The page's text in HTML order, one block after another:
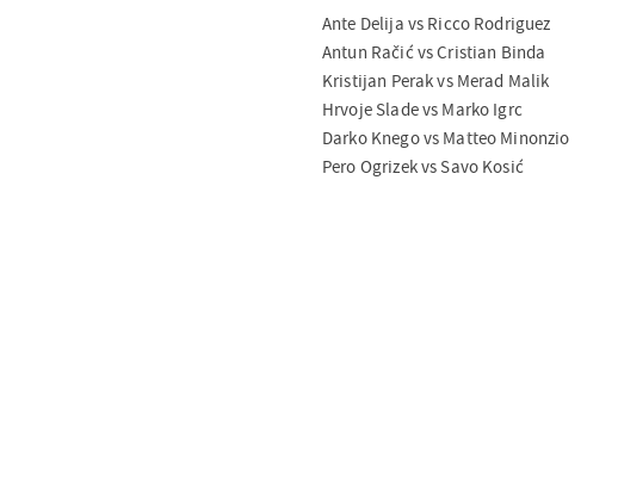
Ante Delija vs Ricco Rodriguez
Antun Račić vs Cristian Binda
Kristijan Perak vs Merad Malik
Hrvoje Slade vs Marko Igrc
Darko Knego vs Matteo Minonzio
Pero Ogrizek vs Savo Kosić